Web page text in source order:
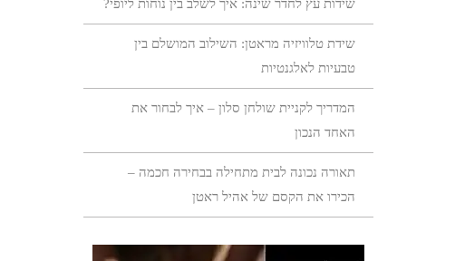
שידות עץ לחדר שינה: איך לשלב בין נוחות ליופי?
שידת טלוויזיה מראטן: השילוב המושלם בין
טבעיות לאלגנטיות
המדריך לקניית שולחן סלון – איך לבחור את
האחד הנכון
תאורה נכונה לבית מתחילה בבחירה חכמה –
הכירו את הקסם של אהיל ראטן